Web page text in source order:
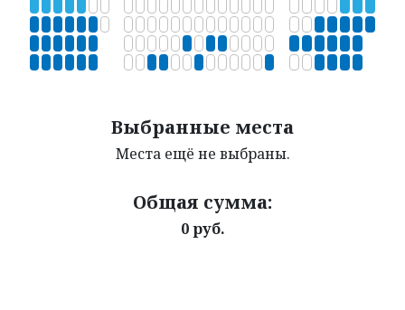
Выбранные места
Места ещё не выбраны.
Общая сумма:
0 руб.